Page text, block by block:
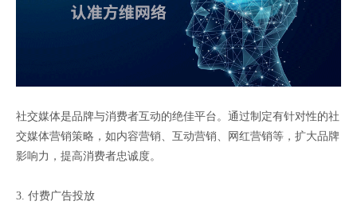
社交媒体是品牌与消费者互动的绝佳平台。通过制定有针对性的社
交媒体营销策略，如内容营销、互动营销、网红营销等，扩大品牌
影响力，提高消费者忠诚度。
3. 付费广告投放